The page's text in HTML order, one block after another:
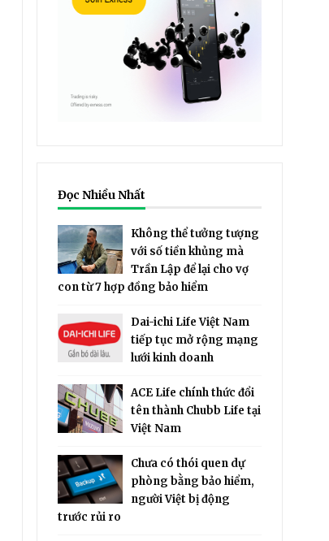
Đọc Nhiều Nhất
Không thể tưởng tượng
với số tiền khủng mà
Trần Lập để lại cho vợ
con từ 7 hợp đồng bảo hiểm
Dai-ichi Life Việt Nam
tiếp tục mở rộng mạng
lưới kinh doanh
ACE Life chính thức đổi
tên thành Chubb Life tại
Việt Nam
Chưa có thói quen dự
phòng bằng bảo hiểm,
người Việt bị động
trước rủi ro